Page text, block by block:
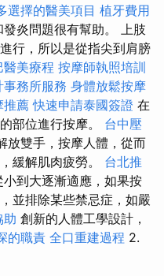
選擇的醫美項目 植牙費用
炎問題很有幫助。 上肢
行，所以是從指尖到肩膀
美療程 按摩師執照培訓
務所服務 身體放鬆按摩
推薦快速申請泰國簽證 在
部位進行按摩。 台中壓
放雙手，按摩人體，從而
緩解肌肉疲勞。 台北推
到大逐漸適應，如果按
並排除某些禁忌症，如嚴
助 創新的人體工學設計，
的職責 全口重建過程 2.